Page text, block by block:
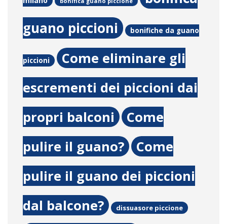
guano piccioni
bonifiche da guano
piccioni
Come eliminare gli
escrementi dei piccioni dai
propri balconi
Come
pulire il guano?
Come
pulire il guano dei piccioni
dal balcone?
dissuasore piccione